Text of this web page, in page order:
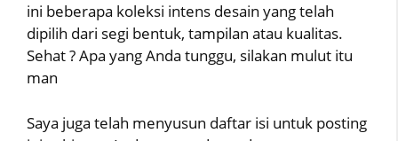
ini beberapa koleksi intens desain yang telah
dipilih dari segi bentuk, tampilan atau kualitas.
Sehat ? Apa yang Anda tunggu, silakan mulut itu
man
Saya juga telah menyusun daftar isi untuk posting